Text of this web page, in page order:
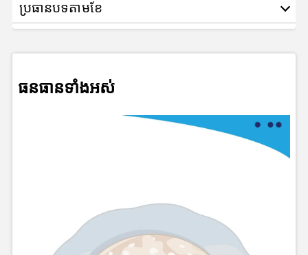
ប្រធានបទតាមខែ
ធនធានទាំងអស់